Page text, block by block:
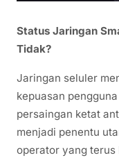
Status Jaringan
Tidak?
Jaringan seluler
kepuasan
persaingan ketat
menjadi penentu
operator yang